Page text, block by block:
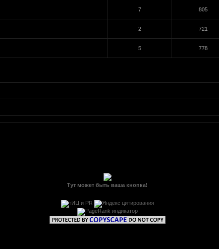
7 805
2 721
5 778
Тут может быть ваша кнопка!